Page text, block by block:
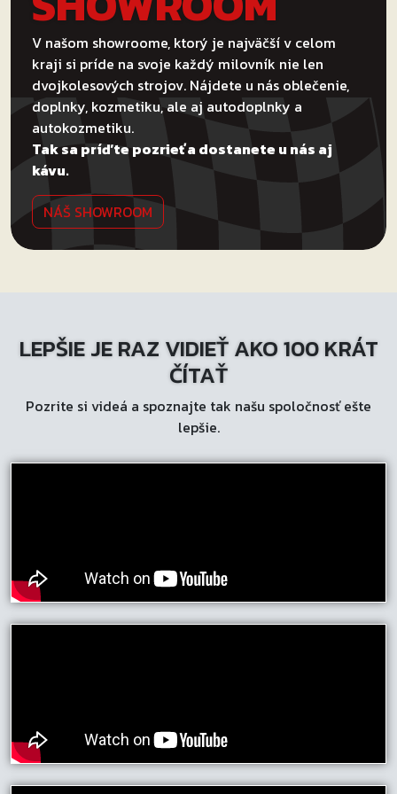
V našom showroome, ktorý je najväčší v celom
kraji si príde na svoje každý milovník nie len
dvojkolesových strojov. Nájdete u nás oblečenie,
doplnky, kozmetiku, ale aj autodoplnky a
autokozmetiku.
Tak sa príďte pozrieť a dostanete u nás aj
kávu.
NÁŠ SHOWROOM
LEPŠIE JE RAZ VIDIEŤ AKO 100 KRÁT
ČÍTAŤ
Pozrite si videá a spoznajte tak našu spoločnosť ešte
lepšie.